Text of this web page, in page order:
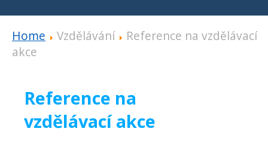
Home Vzdělávání
Reference na vzdělávací
akce
Reference na
vzdělávací akce